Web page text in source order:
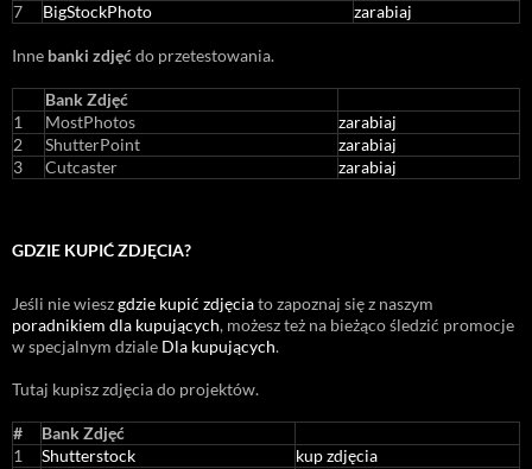
7
BigStockPhoto zarabiaj
Inne banki zdjęćdo przetestowania.
Bank Zdjęć
1
MostPhotos
zarabiaj
2
ShutterPoint
zarabiaj
3
Cutcaster zarabiaj
GDZIE KUPIĆ ZDJĘCIA?
Jeśli nie wieszgdzie kupić zdjęciato zapoznaj się z naszym
poradnikiem dla kupujących, możesz też na bieżąco śledzić promocje
w specjalnym dziale Dla kupujących.
Tutaj kupisz zdjęcia do projektów.
#
Bank Zdjęć
1
Shutterstock
kup zdjęcia